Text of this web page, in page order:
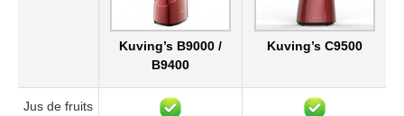
Kuving’s B9000 /
B9400
Kuving’s C9500
Jus de fruits